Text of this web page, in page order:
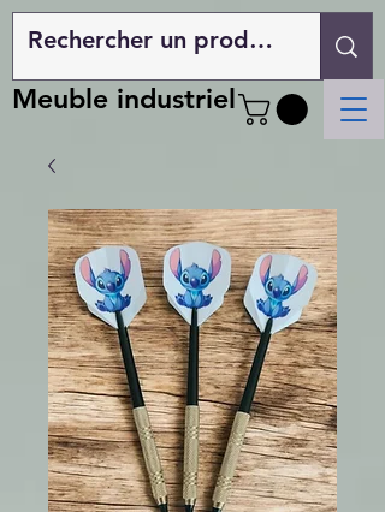
Meuble industriel